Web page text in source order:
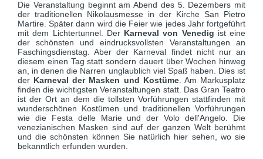
Die Veranstaltung beginnt am Abend des 5. Dezembers mit
der traditionellen Nikolausmesse in der Kirche San Pietro
Martire. Später dann wird die Feier wie jedes Jahr fortgeführt
mit dem Lichtertunnel. Der Karneval von Venedig ist eine
der schönsten und eindrucksvollsten Veranstaltungen an
Faschingsdienstag. Aber der Karneval findet nicht nur an
diesem einen Tag statt sondern dauert über Wochen hinweg
an, in denen die Narren unglaublich viel Spaß haben. Dies ist
der Karneval der Masken und Kostüme. Am Markusplatz
finden die wichtigsten Veranstaltungen statt. Das Gran Teatro
ist der Ort an dem die tollsten Vorführungen stattfinden mit
wunderschönen Kostümen und traditionellen Vorführungen
wie die Festa delle Marie und der Volo dell'Angelo. Die
venezianischen Masken sind auf der ganzen Welt berühmt
und die schönsten können Sie natürlich hier sehen, wo sie
bekanntlich erfunden wurden.